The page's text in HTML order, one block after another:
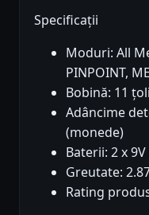
Specificații
Moduri: All
PINPOINT,
Bobină: 11
Adâncime
(monede)
Baterii: 2 x
Greutate:
Rating